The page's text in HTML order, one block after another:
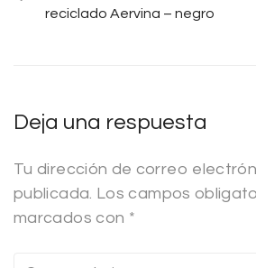
reciclado Aervina – negro
Deja una respuesta
Tu dirección de correo
publicada. Los campos
marcados con *